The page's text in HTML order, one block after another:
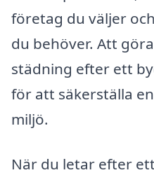
företag du väljer
du behöver. Att
städning efter ett
för att säkerställa
miljö.
När du letar efter